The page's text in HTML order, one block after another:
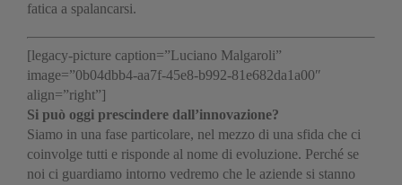
fatica a spalancarsi.
[legacy-picture caption=”Luciano Malgaroli”
image=”0b04dbb4-aa7f-45e8-b992-81e682da1a00″
align=”right”]
Si può oggi prescindere dall’innovazione?
Siamo in una fase particolare, nel mezzo di una sfida che ci
coinvolge tutti e risponde al nome di evoluzione. Perché se
noi ci guardiamo intorno vedremo che le aziende si stanno